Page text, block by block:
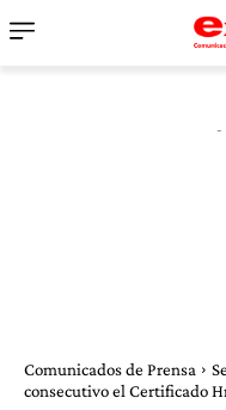
-
Comunicados de Prensa
consecutivo el Certificado